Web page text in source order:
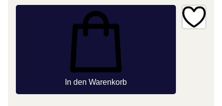
In den Warenkorb